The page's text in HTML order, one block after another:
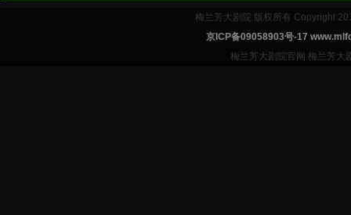
梅兰芳大剧院 版权所有 Copyright
京ICP备09058903号-17
梅兰芳大剧院官网 梅兰芳大